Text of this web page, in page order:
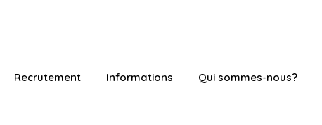
Recrutement Informations Qui sommes-nous?